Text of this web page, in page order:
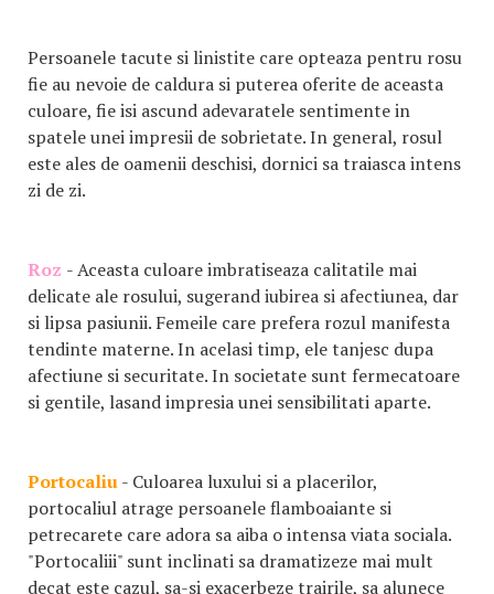
Persoanele tacute si linistite care opteaza pentru rosu
fie au nevoie de caldura si puterea oferite de aceasta
culoare, fie isi ascund adevaratele sentimente in
spatele unei impresii de sobrietate. In general, rosul
este ales de oamenii deschisi, dornici sa traiasca intens
zi de zi.
Roz - Aceasta culoare imbratiseaza calitatile mai
delicate ale rosului, sugerand iubirea si afectiunea, dar
si lipsa pasiunii. Femeile care prefera rozul manifesta
tendinte materne. In acelasi timp, ele tanjesc dupa
afectiune si securitate. In societate sunt fermecatoare
si gentile, lasand impresia unei sensibilitati aparte.
Portocaliu- Culoarea luxului si a placerilor,
portocaliul atrage persoanele flamboaiante si
petrecarete care adora sa aiba o intensa viata sociala.
"Portocaliii" sunt inclinati sa dramatizeze mai mult
decat este cazul, sa-si exacerbeze trairile, sa alunece